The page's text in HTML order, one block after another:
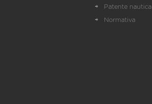
Patente nautica
Normativa